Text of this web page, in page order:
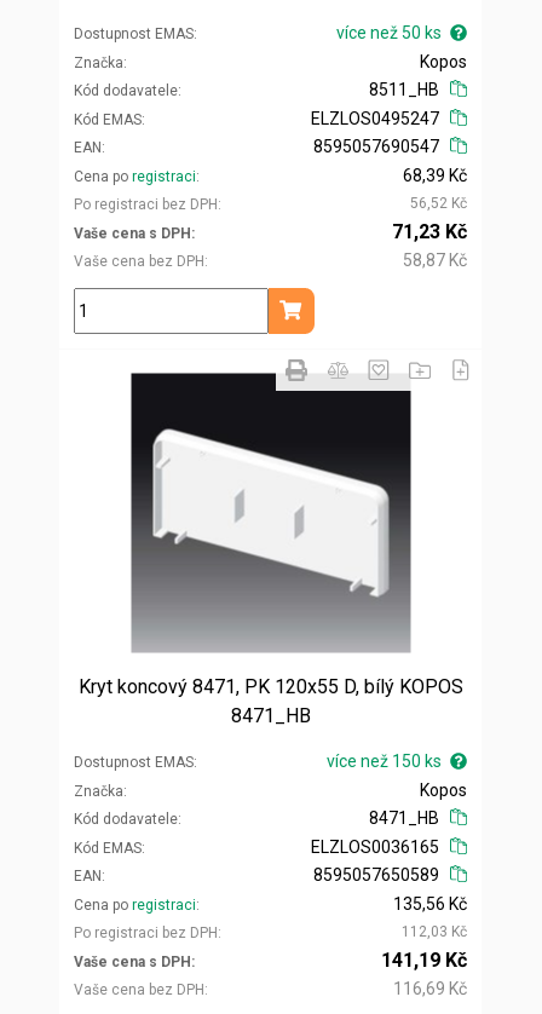
Dostupnost EMAS více než 50 ks
Značka
Kód dodavatele
Kopos
8511_HB
Kód EMAS
EAN
ELZLOS0495247
8595057690547
Cena po registraci
Po registraci bez DPH
68,39 Kč
56,52 Kč
Vaše cena s DPH
Vaše cena bez DPH
71,23 Kč
58,87 Kč
ks
Přidat do košíku
Kryt koncový 8471, PK 120x55 D, bílý KOPOS
8471_HB
Dostupnost EMAS více než 150 ks
Značka
Kód dodavatele
Kopos
8471_HB
Kód EMAS
EAN
ELZLOS0036165
8595057650589
Cena po registraci
Po registraci bez DPH
135,56 Kč
112,03 Kč
Vaše cena s DPH
Vaše cena bez DPH
141,19 Kč
116,69 Kč